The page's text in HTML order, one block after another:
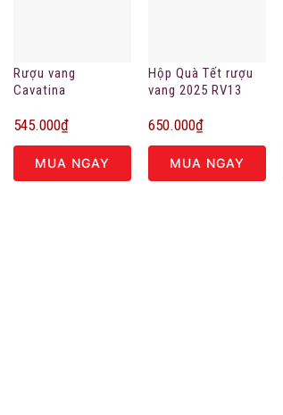
Rượu vang
Cavatina
white 7.5%vol
545.000₫
MUA NGAY
Hộp Quà Tết rượu
vang 2025 RV13
650.000₫
MUA NGAY